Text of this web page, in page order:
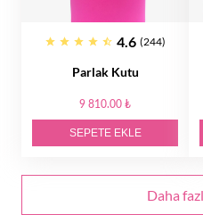
4.6 (244)
Parlak Kutu
9 810.00 ₺
SEPETE EKLE
Daha